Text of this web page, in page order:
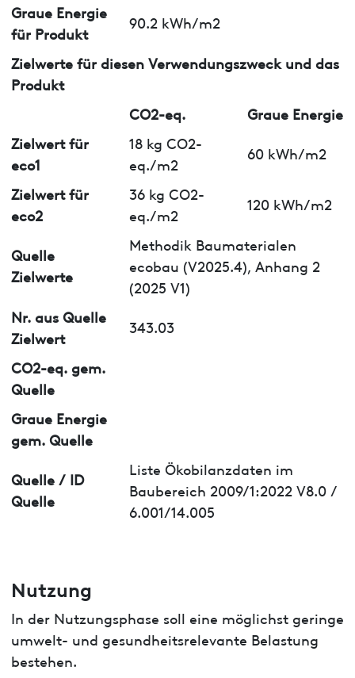
Graue Energie
für Produkt
90.2 kWh/m2
Zielwerte für diesen Verwendungszweck und das
Produkt
CO2-eq.
Graue Energie
Zielwert für
eco1
18 kg CO2-
eq./m2
60 kWh/m2
Zielwert für
eco2
36 kg CO2-
eq./m2
120 kWh/m2
Quelle
Zielwerte
Methodik Baumaterialen
ecobau (V2025.4), Anhang 2
(2025 V1)
Nr. aus Quelle
Zielwert
343.03
CO2-eq. gem.
Quelle
Graue Energie
gem. Quelle
Quelle / ID
Quelle
Liste Ökobilanzdaten im
Baubereich 2009/1:2022 V8.0 /
6.001/14.005
Nutzung
In der Nutzungsphase soll eine möglichst geringe
umwelt- und gesundheitsrelevante Belastung
bestehen.